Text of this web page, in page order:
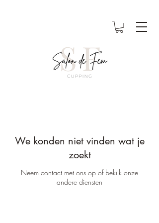
We konden niet vinden wat je
zoekt
Neem contact met ons op of bekijk onze
andere diensten